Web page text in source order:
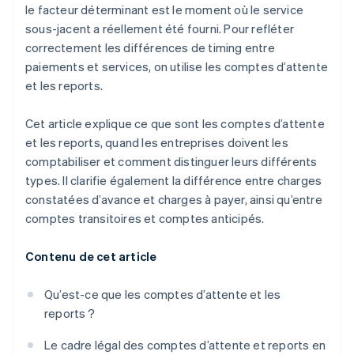
le facteur déterminant est le moment où le service
sous-jacent a réellement été fourni. Pour refléter
correctement les différences de timing entre
paiements et services, on utilise les comptes d’attente
et les reports.
Cet article explique ce que sont les comptes d’attente
et les reports, quand les entreprises doivent les
comptabiliser et comment distinguer leurs différents
types. Il clarifie également la différence entre charges
constatées d’avance et charges à payer, ainsi qu’entre
comptes transitoires et comptes anticipés.
Contenu de cet article
Qu’est-ce que les comptes d’attente et les
reports ?
Le cadre légal des comptes d’attente et reports en